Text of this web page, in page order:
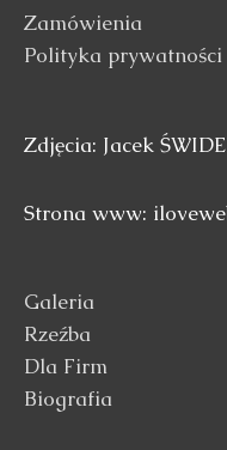
Zamówienia
Polityka prywatności
Zdjęcia: Jacek
Strona www:
Galeria
Rzeźba
Dla Firm
Biografia